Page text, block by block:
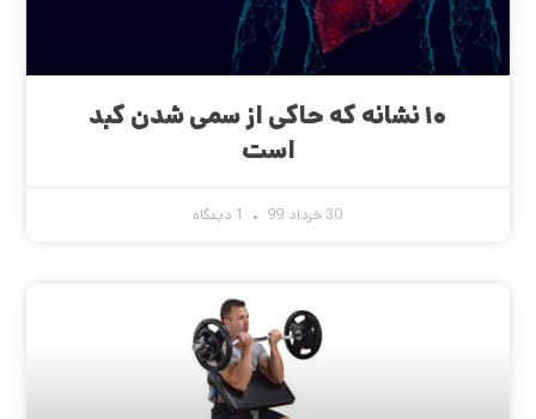
۱۰ نشانه که حاکی از سمی شدن کبد
است
30 خرداد 99